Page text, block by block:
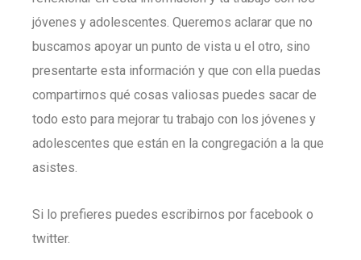
jóvenes y adolescentes. Queremos aclarar que no
buscamos apoyar un punto de vista u el otro, sino
presentarte esta información y que con ella puedas
compartirnos qué cosas valiosas puedes sacar de
todo esto para mejorar tu trabajo con los jóvenes y
adolescentes que están en la congregación a la que
asistes.
Si lo prefieres puedes escribirnos por facebook o
twitter.